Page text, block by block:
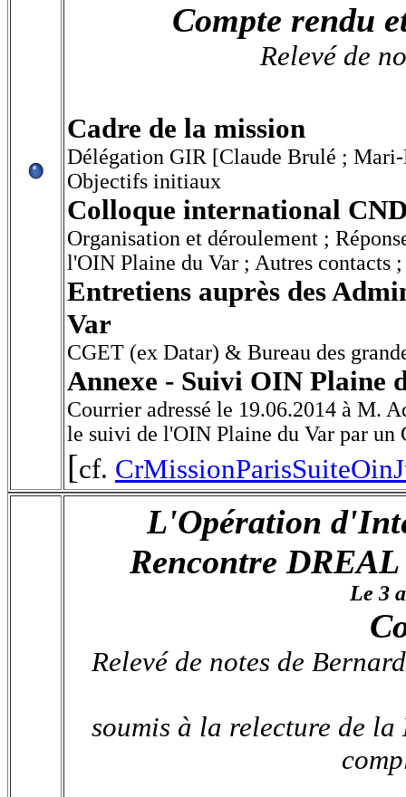
Compte rendu
Relevé de
Cadre de la mission
Délégation GIR [Claude Brulé ;
Objectifs initiaux
Colloque international
Organisation et déroulement ;
l'OIN Plaine du Var ; Autres contacts
Entretiens auprès des
Var
CGET (ex Datar) & Bureau des
Annexe - Suivi OIN Plaine
Courrier adressé le 19.06.2014 à M.
le suivi de l'OIN Plaine du Var par un
[cf.
L'Opération
Rencontre
Le 3
Relevé de notes de
soumis à la relecture de